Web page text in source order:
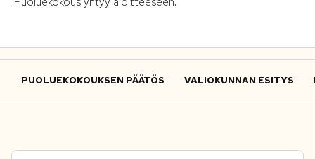
PUOLUEKOKOUKSEN PÄÄTÖS VALIOKUNNAN ESITYS